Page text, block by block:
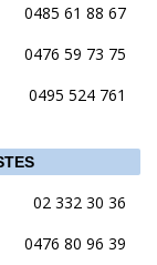
0485 61 88 67
0476 59 73 75
0495 524 761
02 332 30 36
0476 80 96 39